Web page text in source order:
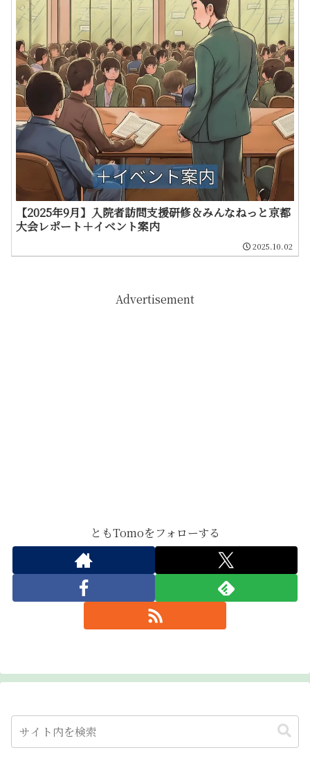
【2025年9月】入院者訪問支援研修＆みんなねっと京都
大会レポート＋イベント案内
2025.10.02
Advertisement
ともTomoをフォローする